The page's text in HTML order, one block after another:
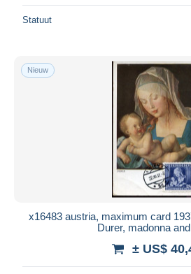
Statuut
Nieuw
x16483 austria, maximum card
Durer, madonna
± US$